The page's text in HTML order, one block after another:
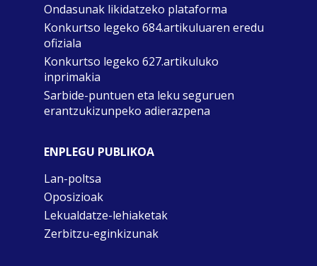
Ondasunak likidatzeko plataforma
Konkurtso legeko 684.artikuluaren eredu
ofiziala
Konkurtso legeko 627.artikuluko
inprimakia
Sarbide-puntuen eta leku seguruen
erantzukizunpeko adierazpena
ENPLEGU PUBLIKOA
Lan-poltsa
Oposizioak
Lekualdatze-lehiaketak
Zerbitzu-eginkizunak